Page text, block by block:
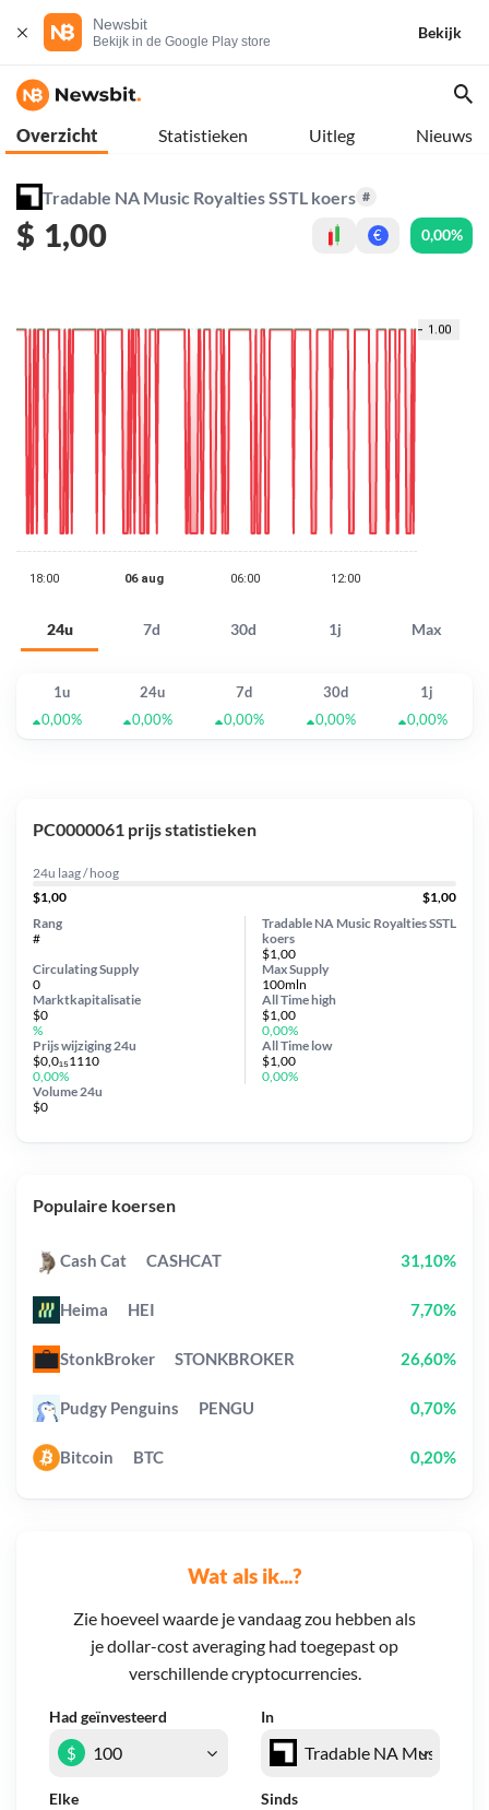
Newsbit
Bekijk in de Google Play store
Bekijk
Overzicht Statistieken Uitleg Nieuws
Tradable NA Music Royalties SSTL koers #
$ 1,00 € 0,00%
24u 7d 30d 1j Max
1u 24u 7d 30d
1j
0,00%
0,00% 0,00% 0,00% 0,00%
Wat als ik...?
Zie hoeveel waarde je vandaag zou hebben als
je dollar-cost averaging had toegepast op
verschillende cryptocurrencies.
Had geïnvesteerd In
Elke Sinds
$
PC0000061 prijs statistieken
24u laag / hoog
$1,00
$1,00
Tradable NA Music Royalties SSTL
koers
$1,00
Circulating Supply
0
Prijs wijziging 24u
$0,0₁₅1110
0,00%
Max Supply
100mln
Marktkapitalisatie
$0
%
Volume 24u
$0
Rang
#
All Timehigh
$1,00
0,00%
All Time low
$1,00
0,00%
Populaire koersen
Cash Cat CASHCAT 31,10%
Heima HEI 7,70%
StonkBroker STONKBROKER 26,60%
Pudgy Penguins PENGU 0,70%
Bitcoin BTC 0,20%